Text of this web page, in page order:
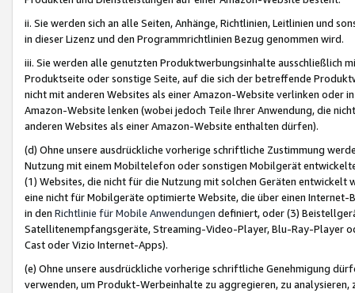
ii. Sie werden sich an alle Seiten, Anhänge, Richtlinien, Leitlinien und
in dieser Lizenz und den Programmrichtlinien Bezug genommen wird.
iii. Sie werden alle genutzten Produktwerbungsinhalte ausschließlich
Produktseite oder sonstige Seite, auf die sich der betreffende
nicht mit anderen Websites als einer Amazon-Website verlinken oder
Amazon-Website lenken (wobei jedoch Teile Ihrer Anwendung, die
anderen Websites als einer Amazon-Website enthalten dürfen).
(d) Ohne unsere ausdrückliche vorherige schriftliche Zustimmung
Nutzung mit einem Mobiltelefon oder sonstigen Mobilgerät
(1) Websites, die nicht für die Nutzung mit solchen Geräten
eine nicht für Mobilgeräte optimierte Website, die über einen
in den Richtlinie für Mobile Anwendungen definiert, oder (3)
Satellitenempfangsgeräte, Streaming-Video-Player, Blu-Ray-Player
Cast oder Vizio Internet-Apps).
(e) Ohne unsere ausdrückliche vorherige schriftliche Genehmigung
verwenden, um Produkt-Werbeinhalte zu aggregieren, zu